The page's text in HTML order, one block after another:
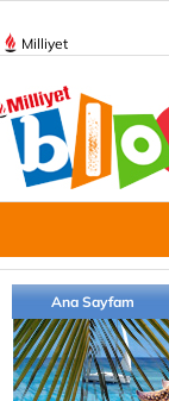
Milliyet
Ana Sayfam